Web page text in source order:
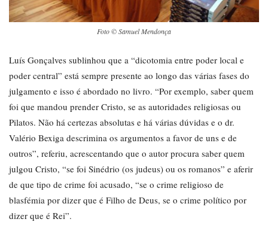
Foto © Samuel Mendonça
Luís Gonçalves sublinhou que a “dicotomia entre poder local e
poder central” está sempre presente ao longo das várias fases do
julgamento e isso é abordado no livro. “Por exemplo, saber quem
foi que mandou prender Cristo, se as autoridades religiosas ou
Pilatos. Não há certezas absolutas e há várias dúvidas e o dr.
Valério Bexiga descrimina os argumentos a favor de uns e de
outros”, referiu, acrescentando que o autor procura saber quem
julgou Cristo, “se foi Sinédrio (os judeus) ou os romanos” e aferir
de que tipo de crime foi acusado, “se o crime religioso de
blasfémia por dizer que é Filho de Deus, se o crime político por
dizer que é Rei”.